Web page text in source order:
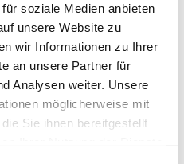
soziale Medien anbieten
unsere Website zu
wir Informationen zu Ihrer
an unsere Partner für
Analysen weiter. Unsere
möglicherweise mit
Sie ihnen bereitgestellt
Sie auch